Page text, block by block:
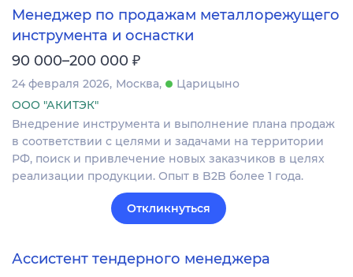
Менеджер по продажам металлорежущего
инструмента и оснастки
90 000–200 000 ₽
24 февраля 2026 Москва
Царицыно
ООО "АКИТЭК"
Внедрение инструмента и выполнение плана продаж
в соответствии с целями и задачами на территории
РФ, поиск и привлечение новых заказчиков в целях
реализации продукции. Опыт в B2B более 1 года.
Откликнуться
Ассистент тендерного менеджера